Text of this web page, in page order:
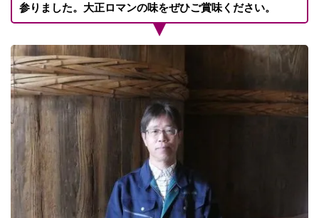
参りました。大正ロマンの味をぜひご賞味ください。